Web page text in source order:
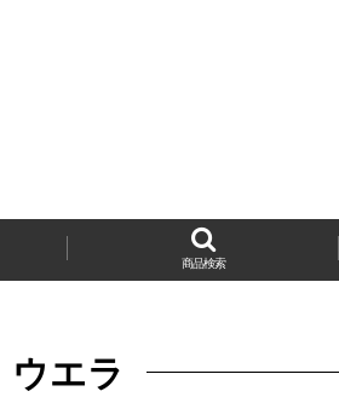
商品検索
ウエラ